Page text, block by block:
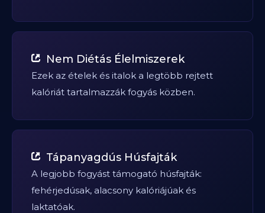
Nem Diétás Élelmiszerek
Ezek az ételek és italok a legtöbb rejtett
kalóriát tartalmazzák fogyás közben.
Tápanyagdús Húsfajták
A legjobb fogyást támogató húsfajták:
fehérjedúsak, alacsony kalóriájúak és
laktatóak.